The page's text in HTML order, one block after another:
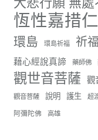
分享
世界佛教正
July 19,
週日（7/19）將
觀看更多
恆性嘉措
環島 環島祈福 祈福
藉心經說真諦 藥師佛
觀世音菩薩 觀
觀音菩薩 說明 護生 超
阿彌陀佛 高雄